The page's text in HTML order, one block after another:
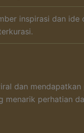
inspirasi dan ide
dan mendapatkan
menarik perhatian